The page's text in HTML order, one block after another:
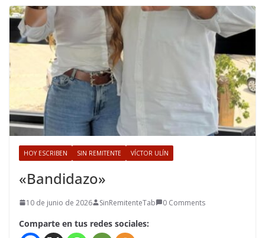
HOY ESCRIBEN SIN REMITENTE VÍCTOR ULÍN
«Bandidazo»
10 de junio de 2026 SinRemitenteTab 0 Comments
Comparte en tus redes sociales: